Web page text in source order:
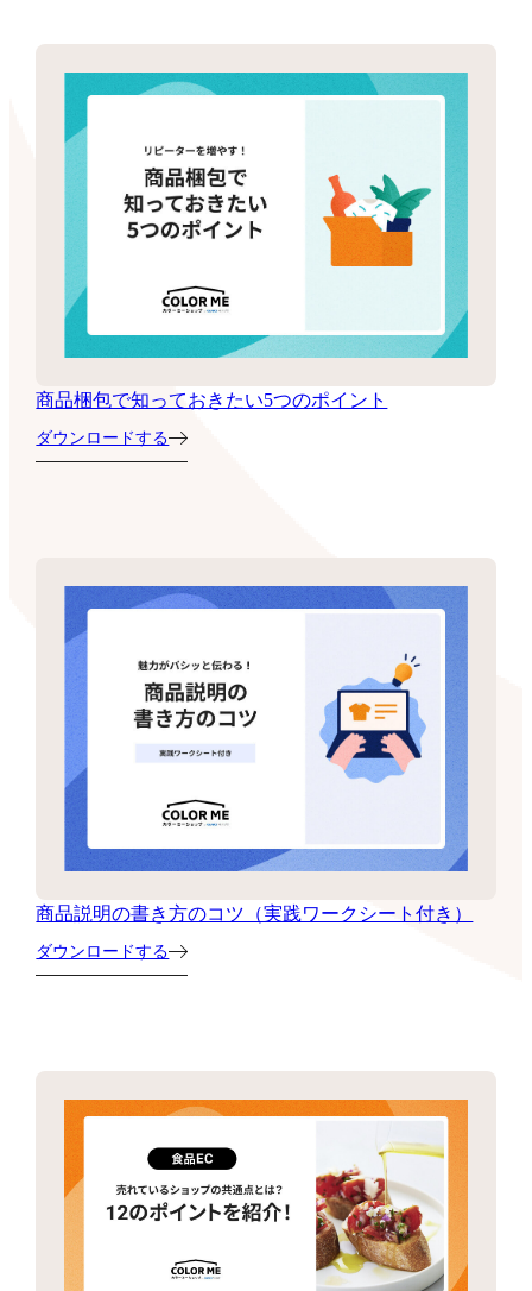
商品梱包で知っておきたい5つのポイント
ダウンロードする
商品説明の書き方のコツ（実践ワークシート付き）
ダウンロードする